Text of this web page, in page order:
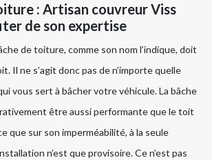
: Artisan couvreur Viss
de son expertise
de toiture, comme son nom l’indique, doit
Il ne s’agit donc pas de n’importe quelle
vous sert à bâcher votre véhicule. La bâche
être aussi performante que le toit
que sur son imperméabilité, à la seule
n’est que provisoire. Ce n’est pas